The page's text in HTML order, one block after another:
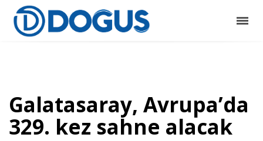
Galatasaray, Avrupa’da
329. kez sahne alacak